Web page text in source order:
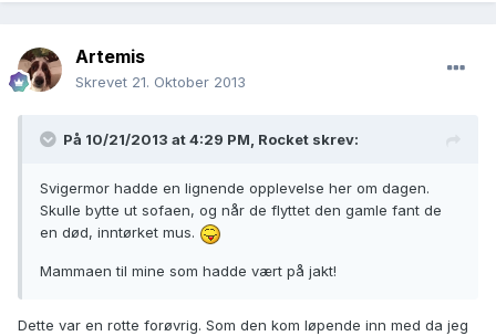
Artemis
Skrevet 21. Oktober 2013
På 10/21/2013 at 4:29 PM, Rocket skrev:
Svigermor hadde en lignende opplevelse her om dagen.
Skulle bytte ut sofaen, og når de flyttet den gamle fant de
en død, inntørket mus.
Mammaen til mine som hadde vært på jakt!
Dette var en rotte forøvrig. Som den kom løpende inn med da jeg